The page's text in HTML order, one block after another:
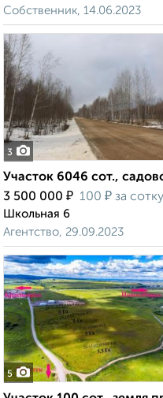
Собственник, 14.06.2023
3
Участок 6046 сот.,
3 500 000 ₽ 100 ₽ за сотку
Школьная 6
Агентство, 29.09.2023
5